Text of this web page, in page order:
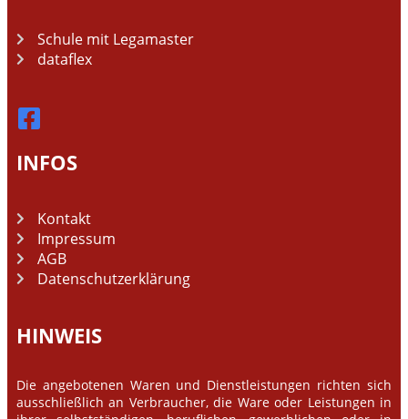
Schule mit Legamaster
dataflex
INFOS
Kontakt
Impressum
AGB
Datenschutzerklärung
HINWEIS
Die angebotenen Waren und Dienstleistungen richten sich
ausschließlich an Verbraucher, die Ware oder Leistungen in